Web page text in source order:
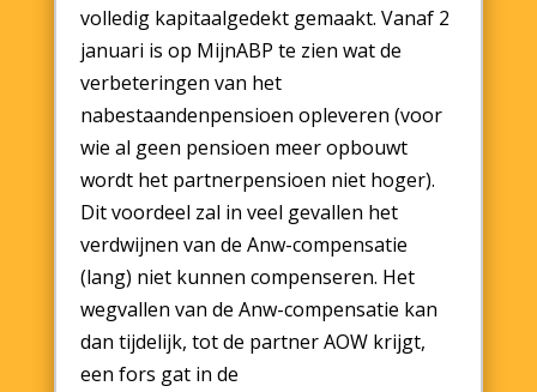
volledig kapitaalgedekt gemaakt. Vanaf 2
januari is op MijnABP te zien wat de
verbeteringen van het
nabestaandenpensioen opleveren (voor
wie al geen pensioen meer opbouwt
wordt het partnerpensioen niet hoger).
Dit voordeel zal in veel gevallen het
verdwijnen van de Anw-compensatie
(lang) niet kunnen compenseren. Het
wegvallen van de Anw-compensatie kan
dan tijdelijk, tot de partner AOW krijgt,
een fors gat in de